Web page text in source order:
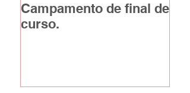
Campamento de final de
curso.